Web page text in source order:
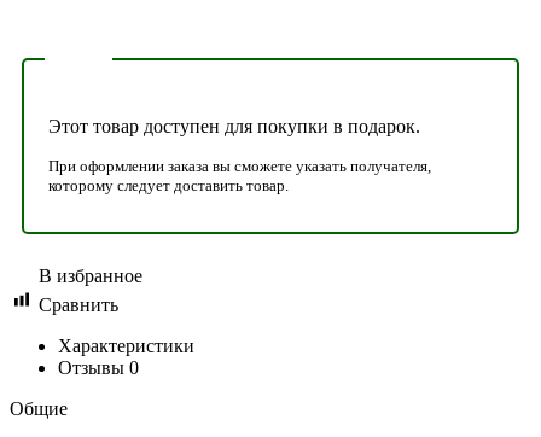
Этот товар доступен для покупки в подарок.
При оформлении заказа вы сможете указать получателя,
которому следует доставить товар.
В избранное
Сравнить
Характеристики
Отзывы 0
Общие